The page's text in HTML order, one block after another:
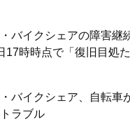
・バイクシェアの障害継
17時時点で「復旧目処た
・バイクシェア、自転車
ラブル